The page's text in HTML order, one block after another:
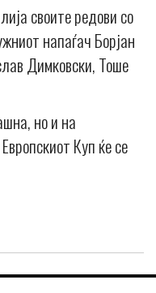
своите редови со
напаѓач Борјан
Димковски, Тоше
но и на
Куп ќе се